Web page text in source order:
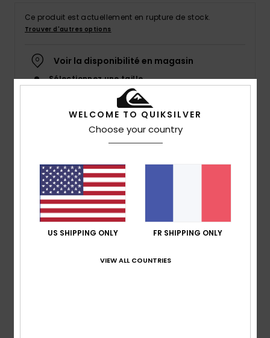
Ce produit est actuellement en rupture de stock.
Trouver d'autres options
Voir la disponibilité en magasin
Sélectionnez une taille
Impaired ». La coupe est totalement redéfinie. La vision
artistique est assumée et les placements impertinents.
Cinq gamins mettent le cap sur l’Indonésie pour
rencontrer l’incontestable maître du moment, et
tourner un film qui va révolutionner le style surf (et la
WELCOME TO QUIKSILVER
Choose your country
US SHIPPING ONLY FR SHIPPING ONLY
VIEW ALL COUNTRIES